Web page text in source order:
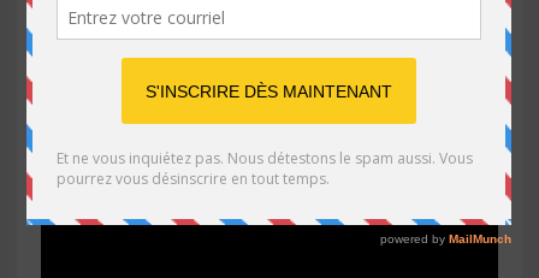
20 Mar 2014
Off
caméra,GoPro,super héros,superman,Technologie,vol